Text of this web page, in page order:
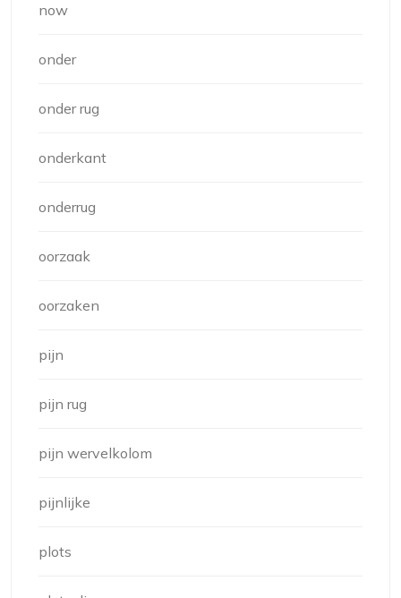
now
onder
onder rug
onderkant
onderrug
oorzaak
oorzaken
pijn
pijn rug
pijn wervelkolom
pijnlijke
plots